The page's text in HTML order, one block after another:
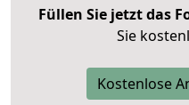
Füllen Sie jetzt das
Sie
Kostenlose